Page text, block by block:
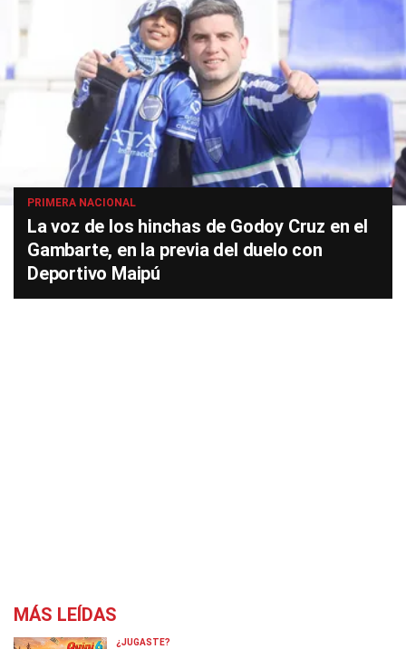
PRIMERA NACIONAL
La voz de los hinchas de Godoy Cruz en el
Gambarte, en la previa del duelo con
Deportivo Maipú
MÁS LEÍDAS
¿JUGASTE?